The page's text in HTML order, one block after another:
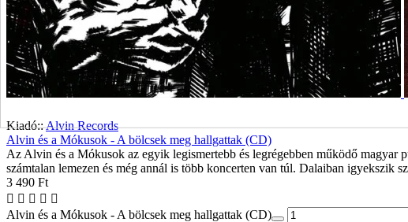
Kiadó::Alvin Records
Alvin és a Mókusok - A bölcsek meg hallgattak (CD)
Az Alvin és a Mókusok az egyik legismertebb és legrégebben működő magyar
számtalan lemezen és még annál is több koncerten van túl. Dalaiban igyekszik
3 490 Ft
Alvin és a Mókusok - A bölcsek meg hallgattak (CD)